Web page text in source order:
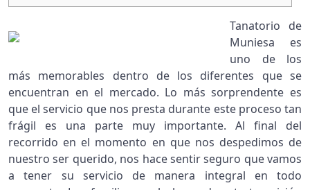
Tanatorio de
Muniesa es
uno de los
más memorables dentro de los diferentes que se
encuentran en el mercado. Lo más sorprendente es
que el servicio que nos presta durante este proceso tan
frágil es una parte muy importante. Al final del
recorrido en el momento en que nos despedimos de
nuestro ser querido, nos hace sentir seguro que vamos
a tener su servicio de manera integral en todo